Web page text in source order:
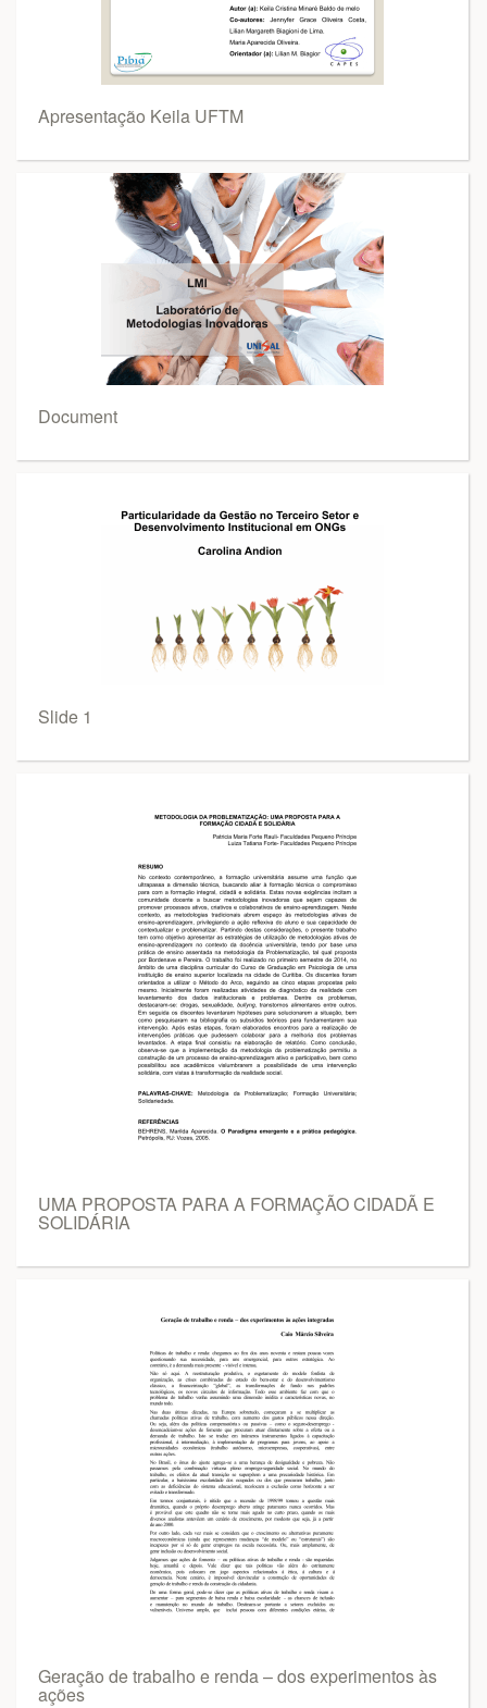
Apresentação Keila UFTM
Document
Slide 1
UMA PROPOSTA PARA A FORMAÇÃO CIDADÃ E
SOLIDÁRIA
Geração de trabalho e renda – dos experimentos às
ações